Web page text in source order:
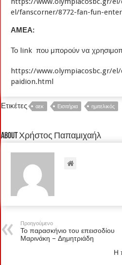
el/fanscorner/8772-fan-fun-
ΑΜΕΑ:
Το link που μπορούν να
https://www.olympiacosbc.gr/
paidion.html
Ετικέτες αεκ Εισιτήρια ημιτελικός
About Χρήστος Παπαμιχαήλ
Προηγούμενο
Το παρασκήνιο του επεισοδίου
Μαρινάκη – Δημητριάδη
Η